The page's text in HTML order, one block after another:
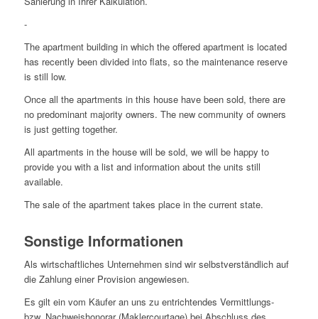
-
The apartment building in which the offered apartment is located
has recently been divided into flats, so the maintenance reserve
is still low.
Once all the apartments in this house have been sold, there are
no predominant majority owners. The new community of owners
is just getting together.
All apartments in the house will be sold, we will be happy to
provide you with a list and information about the units still
available.
The sale of the apartment takes place in the current state.
Sonstige Informationen
Als wirtschaftliches Unternehmen sind wir selbstverständlich auf
die Zahlung einer Provision angewiesen.
Es gilt ein vom Käufer an uns zu entrichtendes Vermittlungs-